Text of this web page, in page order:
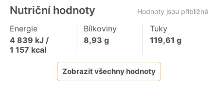
Nutriční hodnoty Hodnoty jsou přibližné
Energie
4 839 kJ /
1 157 kcal
Bílkoviny
8,93 g
Tuky
119,61 g
Zobrazit všechny hodnoty